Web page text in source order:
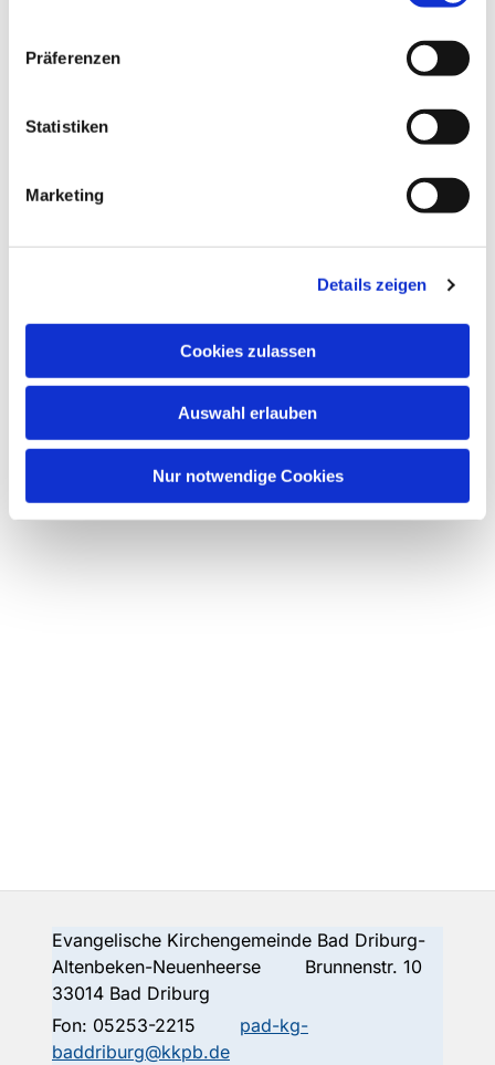
Präferenzen
Statistiken
Marketing
Details zeigen
Cookies zulassen
Auswahl erlauben
Nur notwendige Cookies
Dies könnte Sie auch
Evangelische Kirchengemeinde Bad Driburg-
Altenbeken-Neuenheerse Brunnenstr. 10
33014 Bad Driburg
Fon: 05253-2215
pad-kg-
baddriburg@kkpb.de